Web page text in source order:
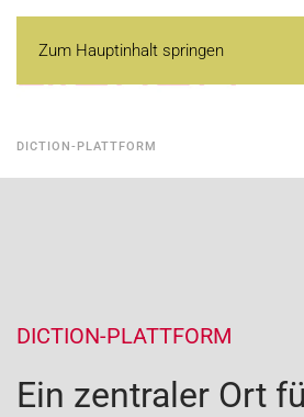
Zum Hauptinhalt springen
DICTION-PLATTFORM
DICTION-PLATTFORM
Ein zentraler Ort